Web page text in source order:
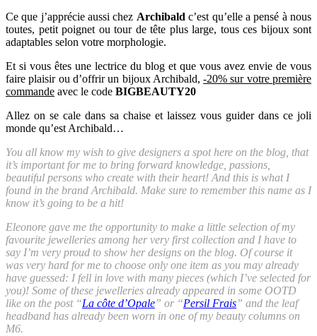
Ce que j’apprécie aussi chez Archibald c’est qu’elle a pensé à nous
toutes, petit poignet ou tour de tête plus large, tous ces bijoux sont
adaptables selon votre morphologie.
Et si vous êtes une lectrice du blog et que vous avez envie de vous
faire plaisir ou d’offrir un bijoux Archibald,-20% sur votre première
commande avec le code BIGBEAUTY20
Allez on se cale dans sa chaise et laissez vous guider dans ce joli
monde qu’est Archibald…
You all know my wish to give designers a spot here on the blog, that
it’s important for me to bring forward knowledge, passions,
beautiful persons who create with their heart! And this is what I
found in the brand Archibald. Make sure to remember this name as I
know it’s going to be a hit!
Eleonore gave me the opportunity to make a little selection of my
favourite jewelleries among her very first collection and I have to
say I’m very proud to show her designs on the blog. Of course it
was very hard for me to choose only one item as you may already
have guessed: I fell in love with many pieces (which I’ve selected for
you)! Some of these jewelleries already appeared in some OOTD
like on the post “La côte d’Opale” or “Persil Frais” and the leaf
headband has already been worn in one of my beauty columns on
M6.